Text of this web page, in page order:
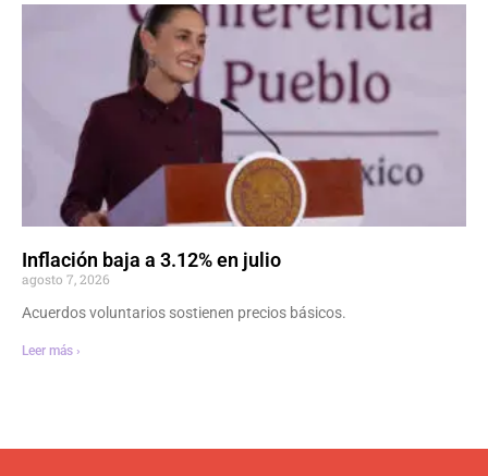
Inflación baja a 3.12% en julio
agosto 7, 2026
Acuerdos voluntarios sostienen precios básicos.
Leer más ›